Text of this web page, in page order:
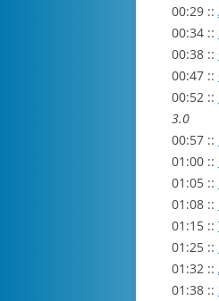
00:29 ::
00:34 ::
00:38 ::
00:47 ::
00:52 ::
3.0
00:57 ::
01:00 ::
01:05 ::
01:08 ::
01:15 ::
01:25 ::
01:32 ::
01:38 ::